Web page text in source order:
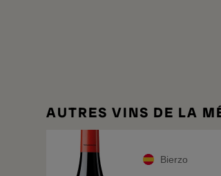
AUTRES VINS DE LA
Bierzo